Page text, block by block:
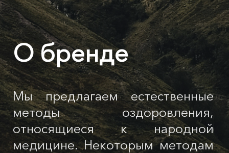
О бренде
Мы предлагаем естественные
методы оздоровления,
относящиеся к народной
медицине. Некоторым методам